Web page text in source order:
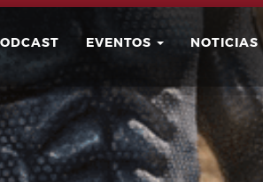
EVENTOS NOTICIAS
Usuario